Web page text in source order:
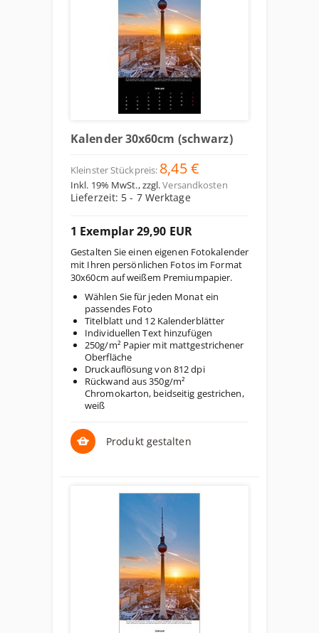
Kalender 30x60cm (schwarz)
Kleinster Stückpreis: 8,45 €
Inkl. 19% MwSt.,zzgl.Versandkosten
Lieferzeit: 5 - 7 Werktage
1 Exemplar 29,90 EUR
Gestalten Sie einen eigenen Fotokalender
mit Ihren persönlichen Fotos im Format
30x60cm auf weißem Premiumpapier.
Wählen Sie für jeden Monat ein
passendes Foto
Titelblatt und 12 Kalenderblätter
Individuellen Text hinzufügen
250g/m² Papier mit mattgestrichener
Oberfläche
Druckauflösung von 812 dpi
Rückwand aus 350g/m²
Chromokarton, beidseitig gestrichen,
weiß
Produkt gestalten